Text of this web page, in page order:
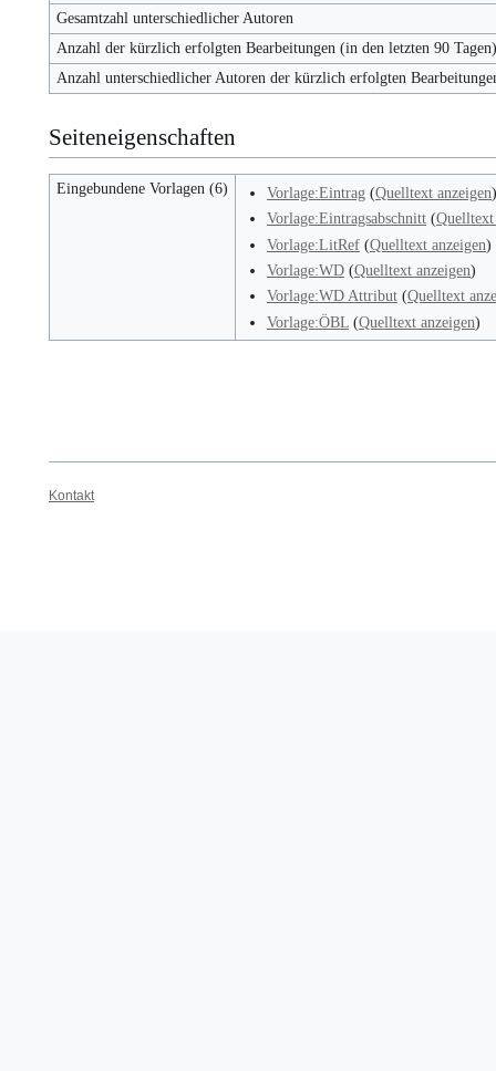
Gesamtzahl unterschiedlicher Autoren
Anzahl der kürzlich erfolgten Bearbeitungen (in den letzten 90 Tagen)
Anzahl unterschiedlicher Autoren der kürzlich erfolgten
Seiteneigenschaften
Eingebundene Vorlagen (6) Vorlage:Eintrag(Quelltext anzeigen)
Vorlage:Eintragsabschnitt(Quelltext
Vorlage:LitRef(Quelltext anzeigen)
Vorlage:WD(Quelltext anzeigen)
Vorlage:WD Attribut(Quelltext
Vorlage:ÖBL(Quelltext anzeigen)
Kontakt